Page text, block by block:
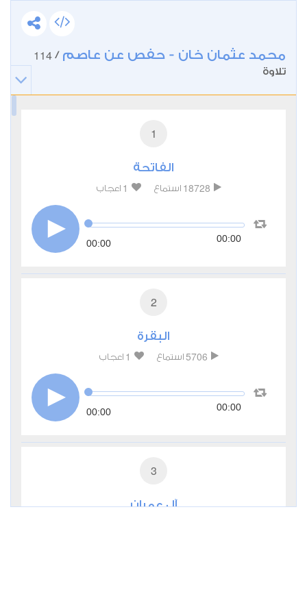
محمد عثمان خان - حفص عن عاصم /
114
تلاوة
1
الفاتحة
18728 استماع 1 اعجاب
00:00 00:00
2
البقرة
5706 استماع 1 اعجاب
00:00 00:00
3
آل عمران